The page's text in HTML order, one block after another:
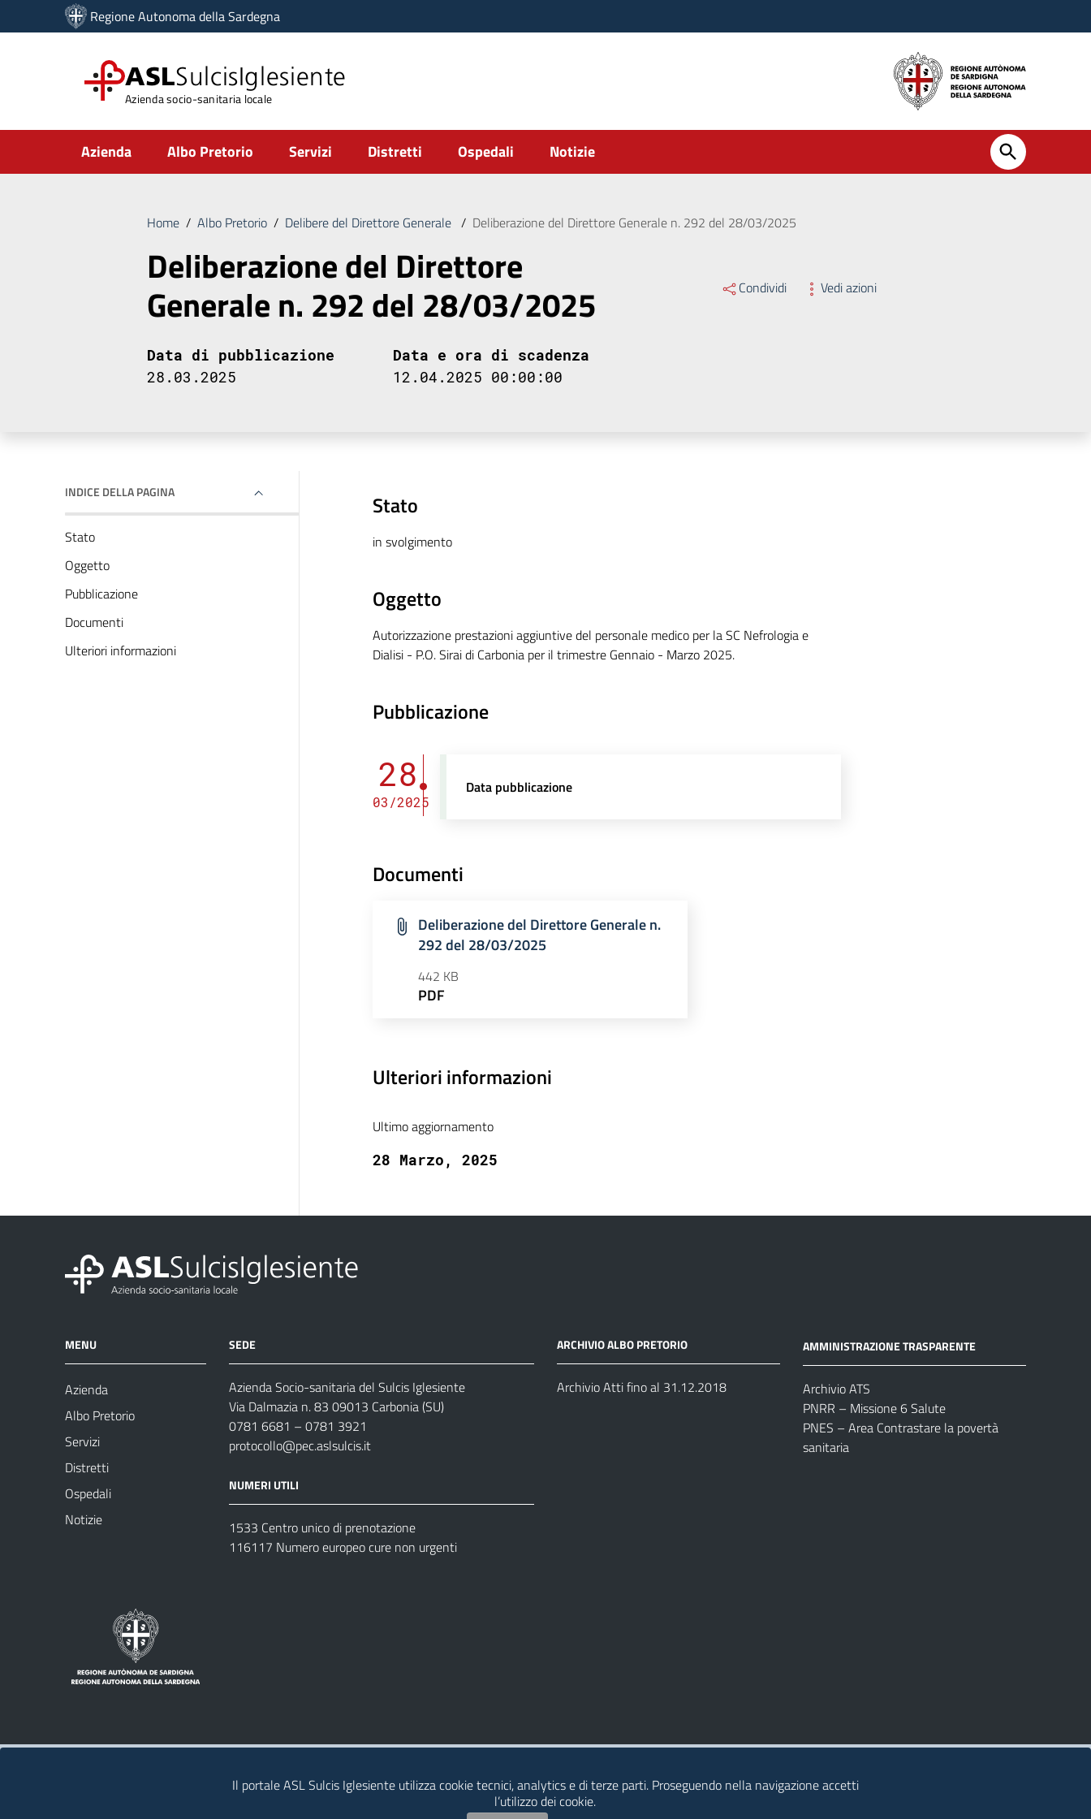
Vai ai contenuti
Vai al menu di navigazione
Regione Autonoma della Sardegna
ASLSulcisIglesiente
Azienda socio-sanitaria locale
Submenu
Azienda Albo Pretorio Servizi Distretti Ospedali Notizie
Home / Albo Pretorio / Delibere del Direttore Generale / Deliberazione del Direttore Generale n. 292 del 28/03/2025
Deliberazione del Direttore
Generale n. 292 del 28/03/2025 Condividi Vedi azioni
Data di pubblicazione
28.03.2025
Data e ora di scadenza
12.04.2025 00:00:00
INDICE DELLA PAGINA
Stato
Oggetto
Pubblicazione
Documenti
Ulteriori informazioni
Stato
in svolgimento
Oggetto
Autorizzazione prestazioni aggiuntive del personale medico per la SC Nefrologia e
Dialisi - P.O. Sirai di Carbonia per il trimestre Gennaio - Marzo 2025.
Pubblicazione
28
03/2025
Data pubblicazione
Documenti
Deliberazione del Direttore Generale n.
292 del 28/03/2025
442 KB
PDF
Ulteriori informazioni
Ultimo aggiornamento
28 Marzo, 2025
MENU
Azienda
Albo Pretorio
Servizi
Distretti
Ospedali
Notizie
SEDE
Azienda Socio-sanitaria del Sulcis Iglesiente
Via Dalmazia n. 83 09013 Carbonia (SU)
0781 6681 – 0781 3921
protocollo@pec.aslsulcis.it
NUMERI UTILI
1533 Centro unico di prenotazione
116117 Numero europeo cure non urgenti
ARCHIVIO ALBO PRETORIO
Archivio Atti fino al 31.12.2018
AMMINISTRAZIONE TRASPARENTE
Archivio ATS
PNRR – Missione 6 Salute
PNES – Area Contrastare la povertà
sanitaria
Il portale ASL Sulcis Iglesiente utilizza cookie tecnici, analytics e di terze parti. Proseguendo nella navigazione accetti
l’utilizzo dei cookie.